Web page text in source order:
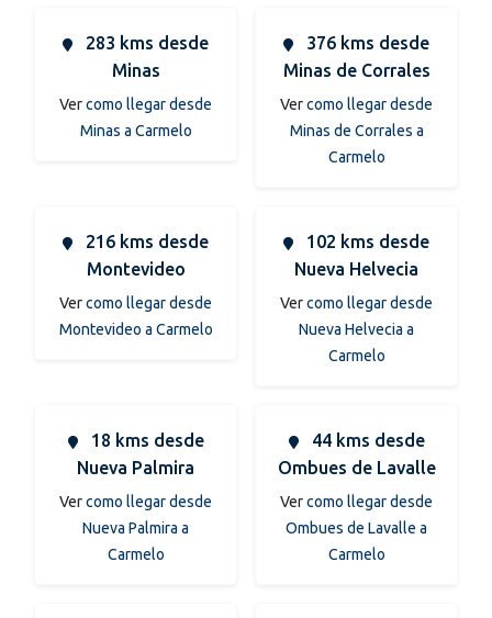
283 kms desde
Minas
Vercomo llegar desde
Minas a Carmelo
376 kms desde
Minas de Corrales
Vercomo llegar desde
Minas de Corrales a
Carmelo
216 kms desde
Montevideo
Vercomo llegar desde
Montevideo a Carmelo
102 kms desde
Nueva Helvecia
Vercomo llegar desde
Nueva Helvecia a
Carmelo
18 kms desde
Nueva Palmira
Vercomo llegar desde
Nueva Palmira a
Carmelo
44 kms desde
Ombues de Lavalle
Vercomo llegar desde
Ombues de Lavalle a
Carmelo